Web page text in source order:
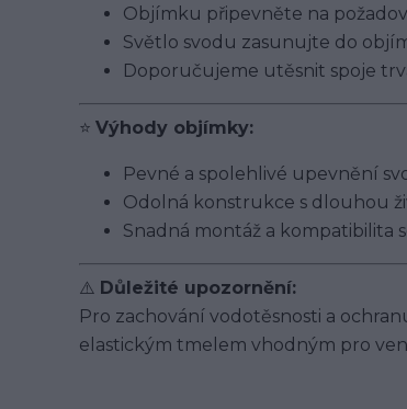
Objímku připevněte na
Světlo svodu zasunujte do
Doporučujeme utěsnit spoje
⭐ Výhody objímky:
Pevné a spolehlivé upevnění
Odolná konstrukce s dlouhou
Snadná montáž a kompatibilita
⚠️ Důležité upozornění:
Pro zachování vodotěsnosti a
elastickým tmelem vhodným pro